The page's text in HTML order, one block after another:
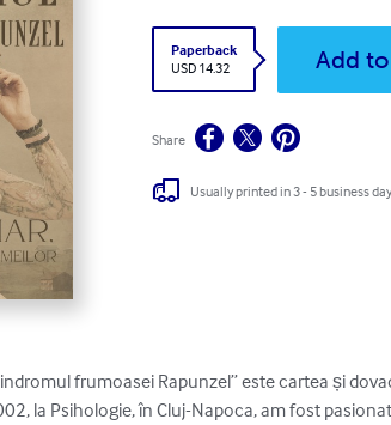
Paperback
USD 14.32
Add
Share
Usually printed in 3 - 5 business
frumoasei Rapunzel” este cartea și
la Psihologie, în Cluj-Napoca, am fost